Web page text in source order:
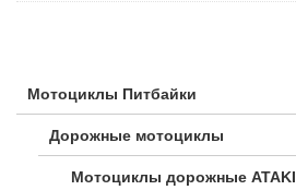
Мотоциклы Питбайки
Дорожные мотоциклы
Мотоциклы дорожные ATAKI